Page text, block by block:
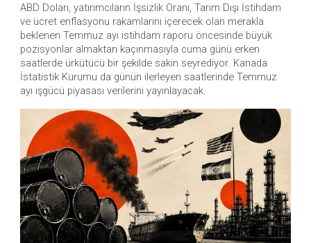
ABD Doları, yatırımcıların İşsizlik Oranı, Tarım Dışı İstihdam
ve ücret enflasyonu rakamlarını içerecek olan merakla
beklenen Temmuz ayı istihdam raporu öncesinde büyük
pozisyonlar almaktan kaçınmasıyla cuma günü erken
saatlerde ürkütücü bir şekilde sakin seyrediyor. Kanada
İstatistik Kurumu da günün ilerleyen saatlerinde Temmuz
ayı işgücü piyasası verilerini yayınlayacak.